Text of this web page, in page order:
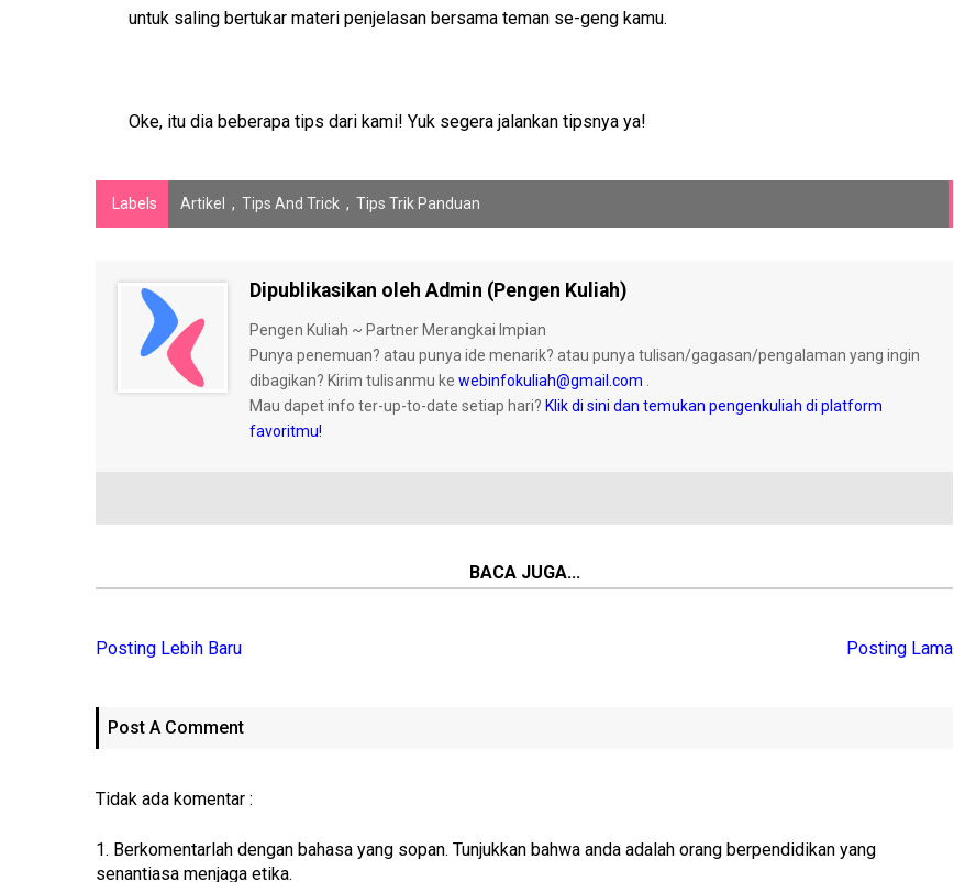
untuk saling bertukar materi penjelasan bersama teman se-geng kamu.
Oke, itu dia beberapa tips dari kami! Yuk segera jalankan tipsnya ya!
Labels Artikel , Tips And Trick , Tips Trik Panduan
Dipublikasikan oleh Admin (Pengen Kuliah)
Pengen Kuliah ~ Partner Merangkai Impian
Punya penemuan? atau punya ide menarik? atau punya tulisan/gagasan/pengalaman yang ingin
dibagikan? Kirim tulisanmu ke webinfokuliah@gmail.com
Mau dapet info ter-up-to-date setiap hari? Klik di sini dan temukan pengenkuliah di platform
favoritmu!
BACA JUGA...
Posting Lebih Baru Posting Lama
Post A Comment
Tidak ada komentar :
1. Berkomentarlah dengan bahasa yang sopan. Tunjukkan bahwa anda adalah orang berpendidikan yang
senantiasa menjaga etika.